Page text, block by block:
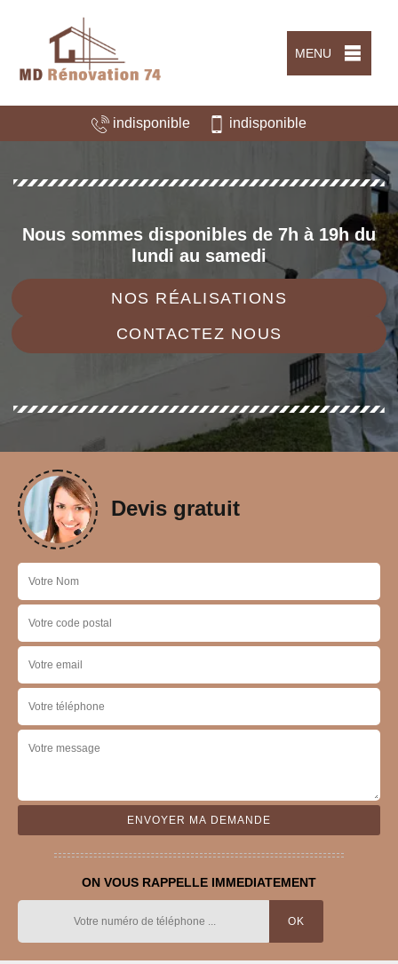
MENU
indisponible indisponible
Nous sommes disponibles de 7h à 19h du
lundi au samedi
NOS RÉALISATIONS
CONTACTEZ NOUS
Devis gratuit
ON VOUS RAPPELLE IMMEDIATEMENT